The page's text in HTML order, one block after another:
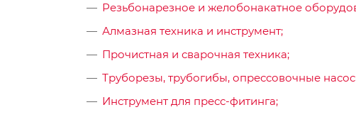
Резьбонарезное и желобонакатное
Алмазная техника и инструмент;
Прочистная и сварочная техника;
Труборезы, трубогибы, опрессовочные
Инструмент для пресс-фитинга;